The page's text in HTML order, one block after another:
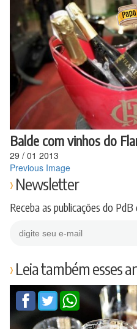
para
conteúdo
Balde com vinhos do
29 / 01 2013
Previous Image
Newsletter
Receba as publicações do
Leia também esses